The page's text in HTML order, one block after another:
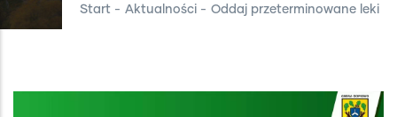
Start - Aktualności - Oddaj przeterminowane leki